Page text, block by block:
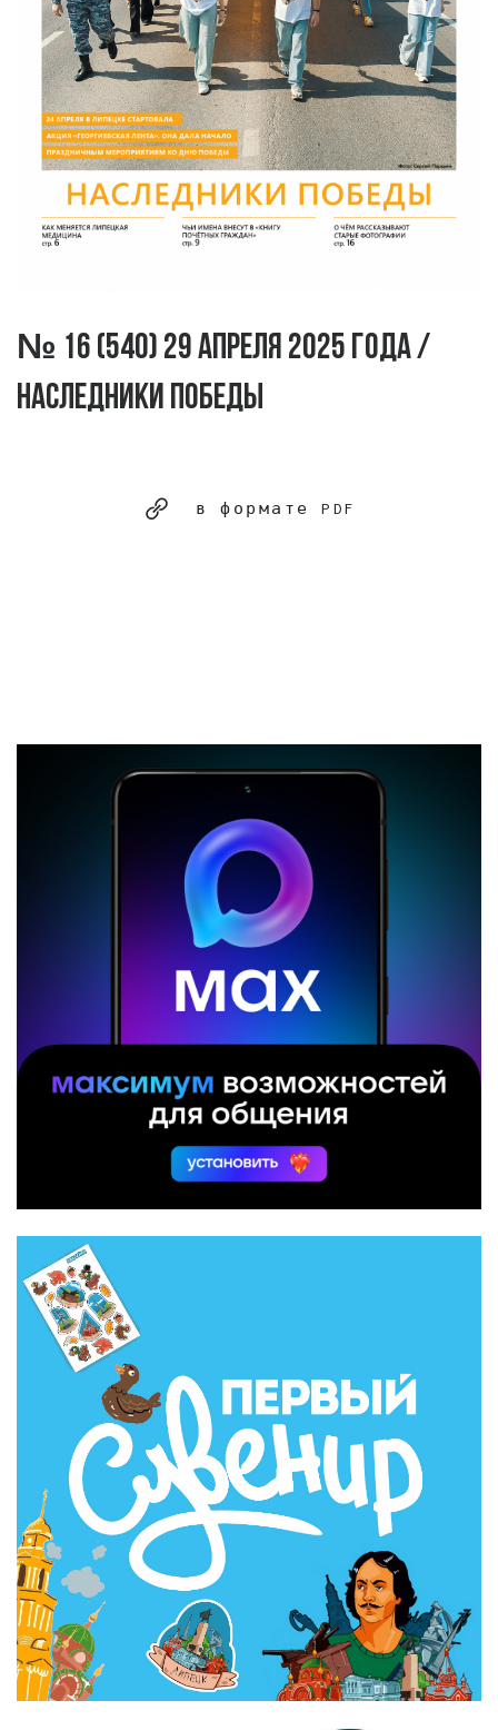
№ 16 (540) 29 апреля 2025 года /
Наследники Победы
в формате PDF